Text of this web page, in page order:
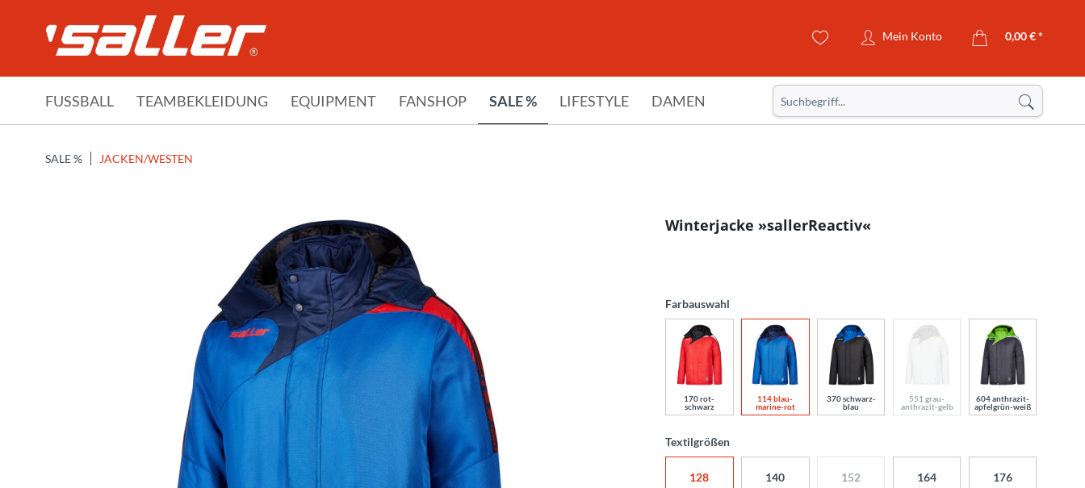
Mein Konto 0,00 € *
FUSSBALL TEAMBEKLEIDUNG EQUIPMENT FANSHOP SALE % LIFESTYLE DAMEN
SALE % JACKEN/WESTEN
Winterjacke »sallerReactiv«
Farbauswahl
170 rot-
schwarz
114 blau-
marine-rot
370 schwarz-
blau
551 grau-
anthrazit-gelb
604 anthrazit-
apfelgrün-weiß
Textilgrößen
128 140 152 164 176